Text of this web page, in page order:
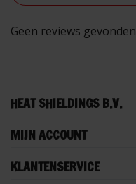
Geen reviews gevonden
HEAT SHIELDINGS B.V.
MIJN ACCOUNT
KLANTENSERVICE